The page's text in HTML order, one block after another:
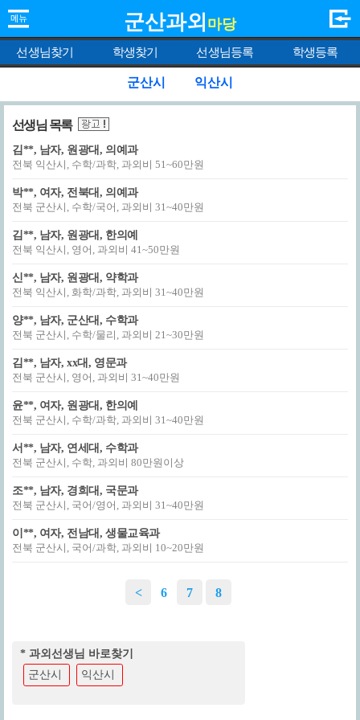
군산과외 마당
선생님찾기 학생찾기 선생님등록 학생등록
군산시 익산시
선생님 목록
김**, 남자, 원광대, 의예과
전북 익산시, 수학/과학, 과외비 51~60만원
박**, 여자, 전북대, 의예과
전북 군산시, 수학/국어, 과외비 31~40만원
김**, 남자, 원광대, 한의예
전북 익산시, 영어, 과외비 41~50만원
신**, 남자, 원광대, 약학과
전북 익산시, 화학/과학, 과외비 31~40만원
양**, 남자, 군산대, 수학과
전북 군산시, 수학/물리, 과외비 21~30만원
김**, 남자, xx대, 영문과
전북 군산시, 영어, 과외비 31~40만원
윤**, 여자, 원광대, 한의예
전북 군산시, 수학/과학, 과외비 31~40만원
서**, 남자, 연세대, 수학과
전북 군산시, 수학, 과외비 80만원이상
조**, 남자, 경희대, 국문과
전북 군산시, 국어/영어, 과외비 31~40만원
이**, 여자, 전남대, 생물교육과
전북 군산시, 국어/과학, 과외비 10~20만원
< 6 7 8
* 과외선생님 바로찾기
군산시
익산시